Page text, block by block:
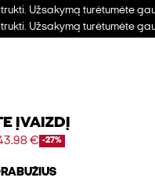
Užsakymą turėtumėte
Užsakymą turėtumėte
ĮVAIZDĮ
€ -27%